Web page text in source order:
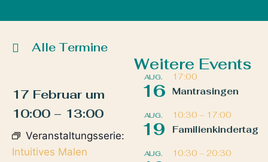
Alle Termine
17 Februar um
10:00 – 13:00
Veranstaltungsserie:
Intuitives Malen
Weitere Events
AUG.
16
17:00
Mantrasingen
AUG.
19
10:30 – 17:00
Familienkindertag
AUG. 10:30 – 20:30